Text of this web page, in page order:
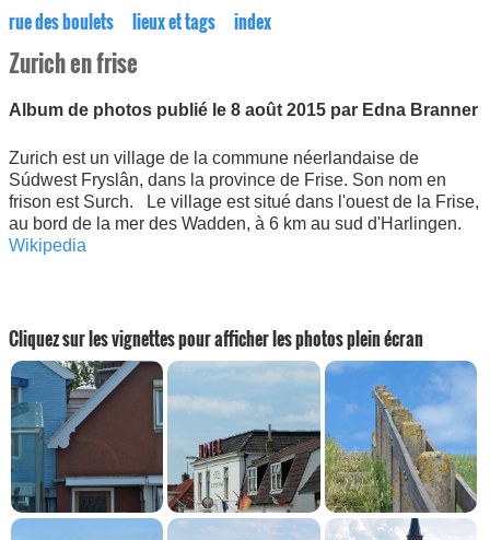
rue des boulets lieux et tags index
Zurich en frise
Album de photos publié le 8 août 2015 par Edna Branner
Zurich est un village de la commune néerlandaise de
Súdwest Fryslân, dans la province de Frise. Son nom en
frison est Surch. Le village est situé dans l'ouest de la Frise,
au bord de la mer des Wadden, à 6 km au sud d'Harlingen.
Wikipedia
Cliquez sur les vignettes pour afficher les photos plein écran